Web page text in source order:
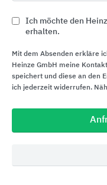
import_contacts
location_on
Mehr
Ich möchte den
erhalten.
Mit dem Absenden erkläre
Heinze GmbH meine
speichert und diese an den
ich jederzeit widerrufen.